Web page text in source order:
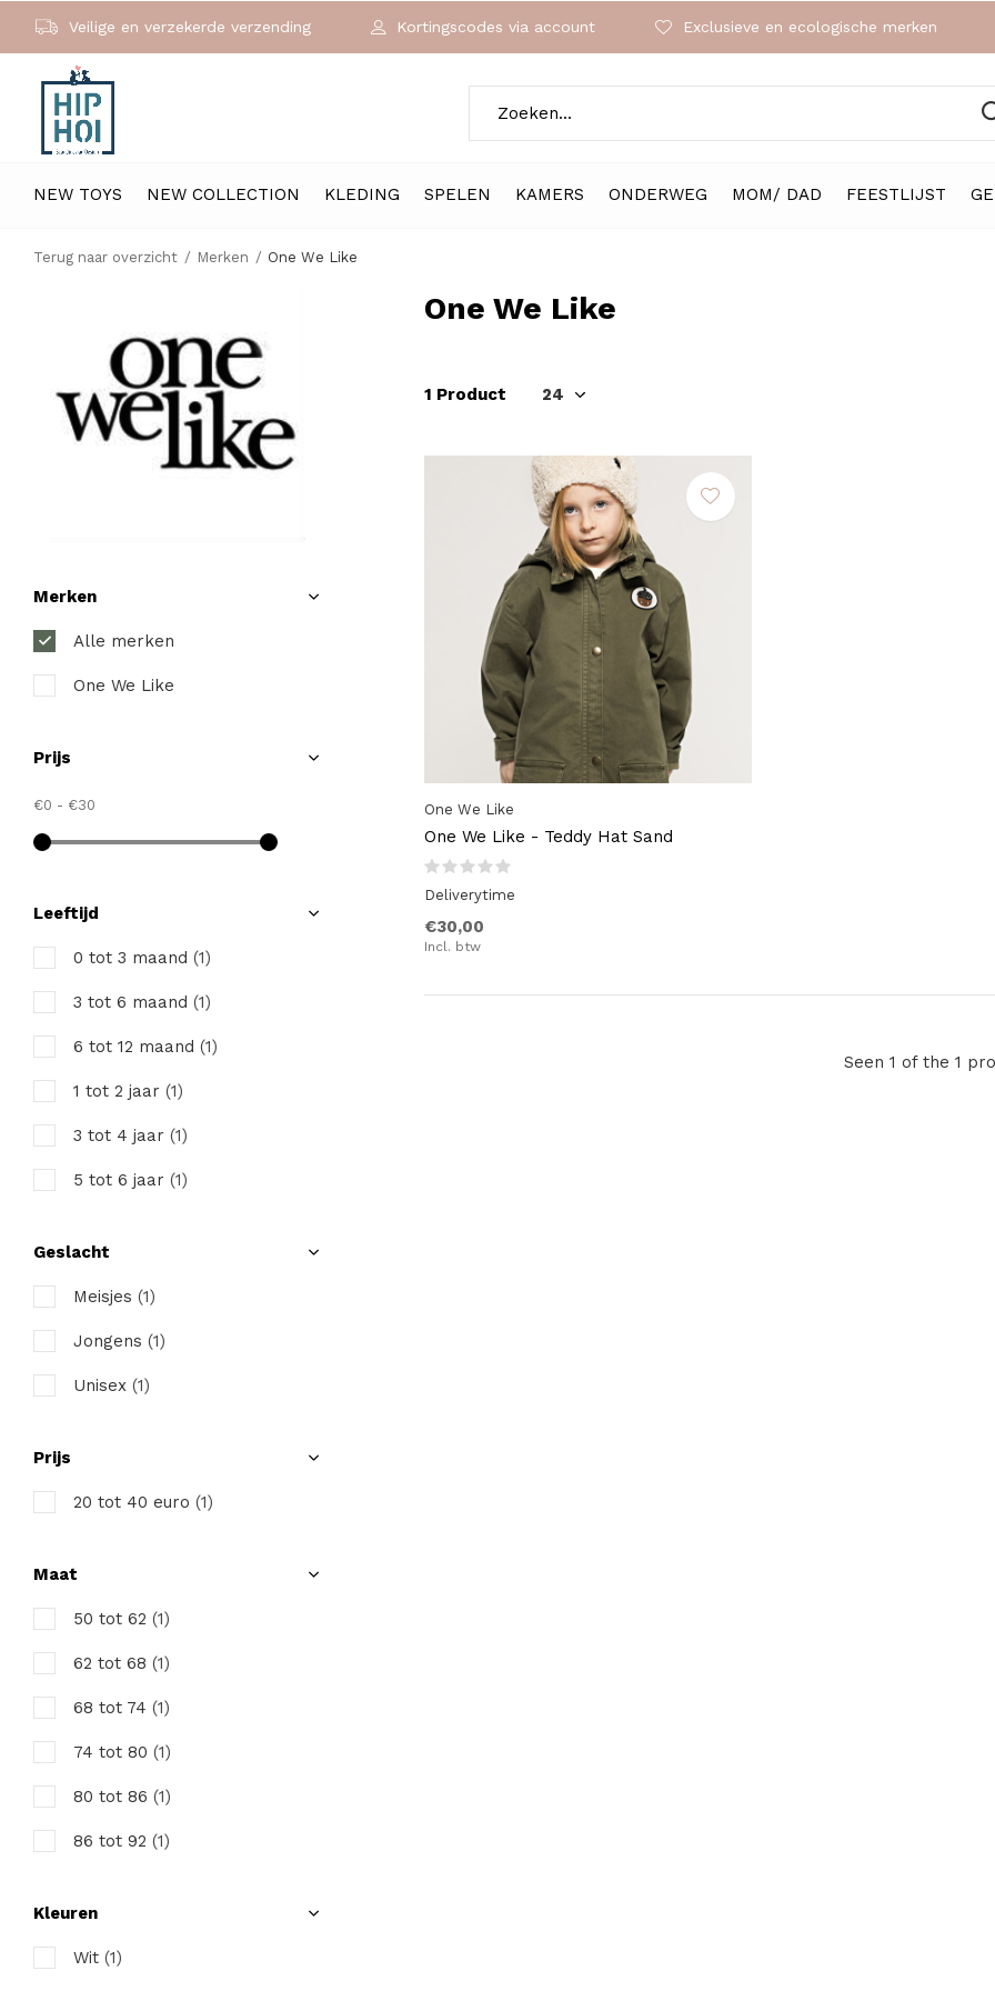
NEW TOYS NEW COLLECTION KLEDING SPELEN KAMERS ONDERWEG MOM/ DAD FEESTLIJST
Veilige en verzekerde verzending Kortingscodes via account Exclusieve en ecologische merken
Terug naar overzicht Merken One We Like
One We Like
1 Product
One We Like
One We Like - Teddy Hat Sand
Deliverytime
€30,00
Incl. btw
Seen 1 of the 1
Merken
Alle merken
One We Like
Prijs
€0 - €30
Leeftijd
0 tot 3 maand (1)
3 tot 6 maand (1)
6 tot 12 maand (1)
1 tot 2 jaar (1)
3 tot 4 jaar (1)
5 tot 6 jaar (1)
Geslacht
Meisjes (1)
Jongens (1)
Unisex (1)
Prijs
20 tot 40 euro (1)
Maat
50 tot 62 (1)
62 tot 68 (1)
68 tot 74 (1)
74 tot 80 (1)
80 tot 86 (1)
86 tot 92 (1)
Kleuren
Wit (1)